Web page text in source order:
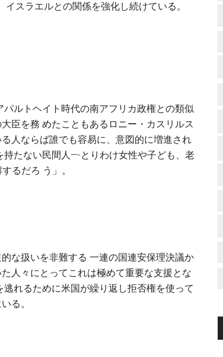
スラエルとの関係を強化し続けている。
ルトヘイト時代の南アフリカ政権との類似
臣を務 めたこともあるロニー・カスリルス
人ならば誰でも容易に、意図的に増進され
たない民間人—-とりわけ女性や子ども、老
るだろ う」。
な扱いを非難する 一連の国連安保理決議か
人々にとってこれは極めて重要な支援とな
れるために米国が繰り返し拒否権を使って
る。